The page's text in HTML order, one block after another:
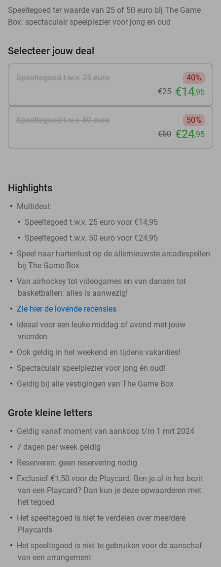
Speeltegoed ter waarde van 25 of 50 euro bij The Game
Box: spectaculair speelplezier voor jong en oud
Selecteer jouw deal
Speeltegoed t.w.v. 25 euro
40%
€25 €14,95
Speeltegoed t.w.v. 50 euro
50%
€50 €24,95
Highlights
Multideal:
Speeltegoed t.w.v. 25 euro voor €14,95
Speeltegoed t.w.v. 50 euro voor €24,95
Speel naar hartenlust op de allernieuwste arcadespellen
bij The Game Box
Van airhockey tot videogames en van dansen tot
basketballen: alles is aanwezig!
Zie hier de lovende recensies
Ideaal voor een leuke middag of avond met jouw
vrienden
Ook geldig in het weekend en tijdens vakanties!
Spectaculair speelplezier voor jong én oud!
Geldig bij alle vestigingen van The Game Box
Grote kleine letters
Geldig vanaf moment van aankoop t/m 1 mrt 2024
7 dagen per week geldig
Reserveren: geen reservering nodig
Exclusief €1,50 voor de Playcard. Ben je al in het bezit
van een Playcard? Dan kun je deze opwaarderen met
het tegoed
Het speeltegoed is niet te verdelen over meerdere
Playcards
Het speeltegoed is niet te gebruiken voor de aanschaf
van een arrangement